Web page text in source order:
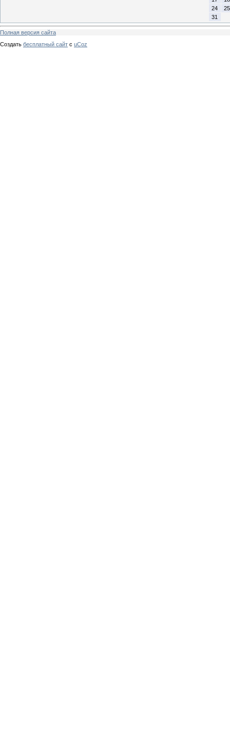
24
25
31
Полная версия сайта
Создать бесплатный сайт с uCoz